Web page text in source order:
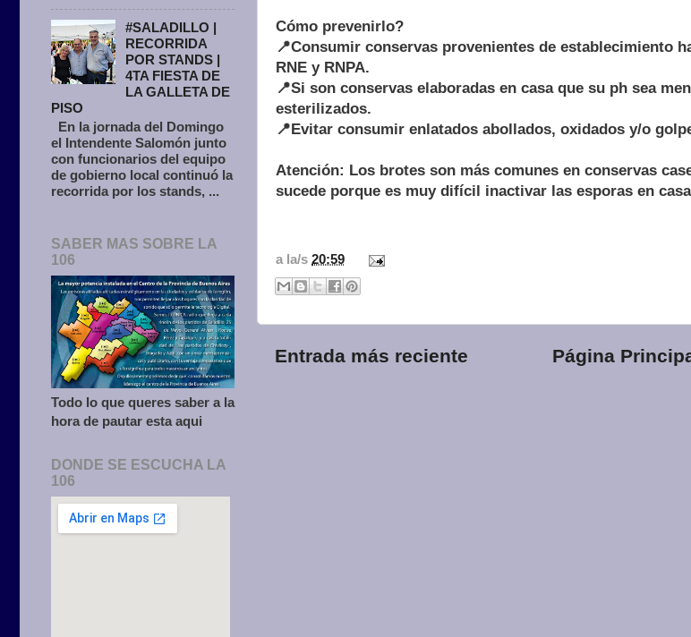
Cómo prevenirlo?
📍Consumir conservas provenientes de establecimiento
RNE y RNPA.
📍Si son conservas elaboradas en casa que su ph sea
esterilizados.
📍Evitar consumir enlatados abollados, oxidados y/o
Atención: Los brotes son más comunes en conservas
sucede porque es muy difícil inactivar las esporas en
a la/s 20:59
Entrada más reciente Página
#SALADILLO |
RECORRIDA
POR STANDS |
4TA FIESTA DE
LA GALLETA DE
PISO
En la jornada del Domingo
el Intendente Salomón junto
con funcionarios del equipo
de gobierno local continuó la
recorrida por los stands, ...
SABER MAS SOBRE LA
106
Todo lo que queres saber a la
hora de pautar esta aqui
DONDE SE ESCUCHA LA
106